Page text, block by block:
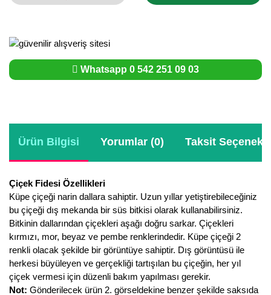
Whatsapp 0 542 251 09 03
Ürün Bilgisi Yorumlar (0) Taksit
Çiçek Fidesi Özellikleri
Küpe çiçeği narin dallara sahiptir. Uzun yıllar yetiştirebileceğiniz
bu çiçeği dış mekanda bir süs bitkisi olarak kullanabilirsiniz.
Bitkinin dallarından çiçekleri aşağı doğru sarkar. Çiçekleri
kırmızı, mor, beyaz ve pembe renklerindedir. Küpe çiçeği 2
renkli olacak şekilde bir görüntüye sahiptir. Dış görüntüsü ile
herkesi büyüleyen ve gerçekliği tartışılan bu çiçeğin, her yıl
çiçek vermesi için düzenli bakım yapılması gerekir.
Not: Gönderilecek ürün 2. görseldekine benzer şekilde saksıda